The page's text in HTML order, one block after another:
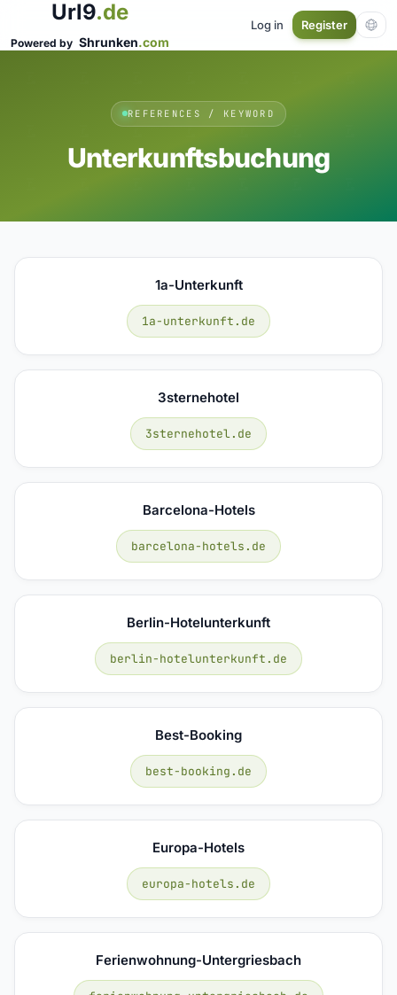
Url9.de
Powered by Shrunken.com
Log in Register
REFERENCES / KEYWORD
Unterkunftsbuchung
1a-Unterkunft
1a-unterkunft.de
3sternehotel
3sternehotel.de
Barcelona-Hotels
barcelona-hotels.de
Berlin-Hotelunterkunft
berlin-hotelunterkunft.de
Best-Booking
best-booking.de
Europa-Hotels
europa-hotels.de
Ferienwohnung-Untergriesbach